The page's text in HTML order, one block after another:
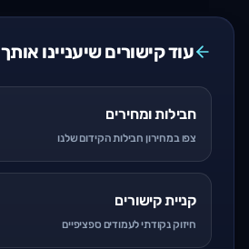
עוד קישורים שיעניינו אותך
חבילות ומחירים
צפו במחירון חבילות הקידום שלנו
קניית קישורים
חיזוק נקודתי לעמודים ספציפיים